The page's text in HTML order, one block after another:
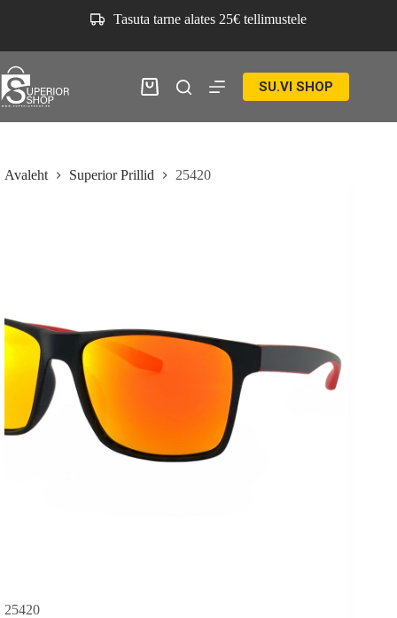
Tasuta tarne alates 25€ tellimustele
Ostukorv SU.VI SHOP
Avaleht Superior Prillid 25420
25420